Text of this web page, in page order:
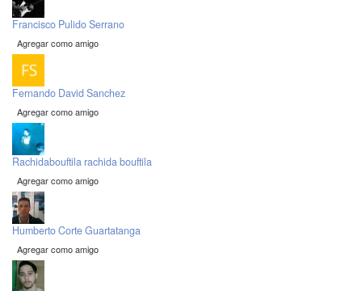
Francisco Pulido Serrano
Agregar como amigo
Fernando David Sanchez
Agregar como amigo
Rachidabouftila rachida bouftila
Agregar como amigo
Humberto Corte Guartatanga
Agregar como amigo